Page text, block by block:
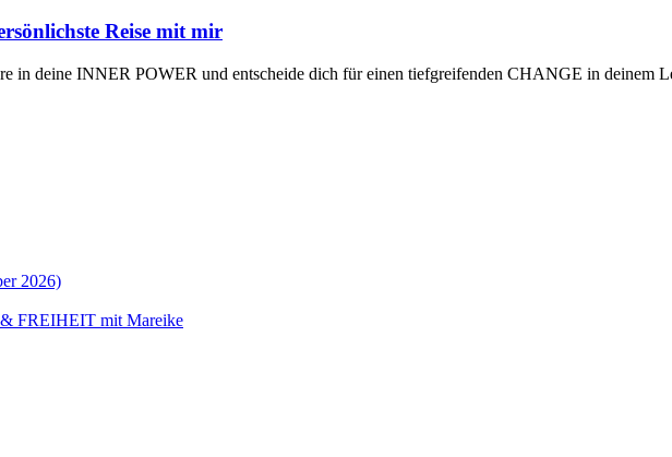
Reise mit mir
in deine INNER POWER und entscheide dich für einen tiefgreifenden CHANGE in deinem
2026)
FREIHEIT mit Mareike